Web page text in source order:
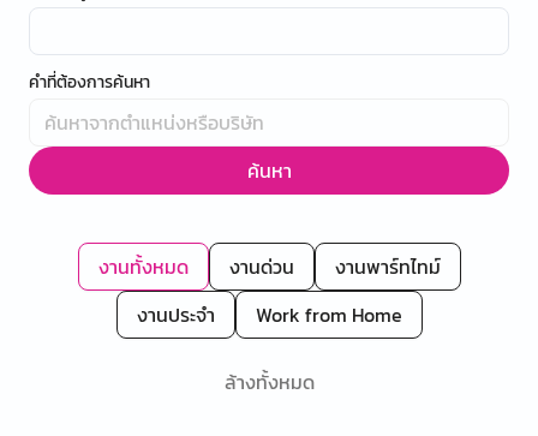
คำที่ต้องการค้นหา
ค้นหา
งานทั้งหมด งานด่วน
งานพาร์ทไทม์
งานประจำ
Work from Home
ล้างทั้งหมด